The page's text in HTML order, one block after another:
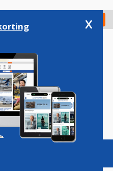
Check in
Vacatures
x